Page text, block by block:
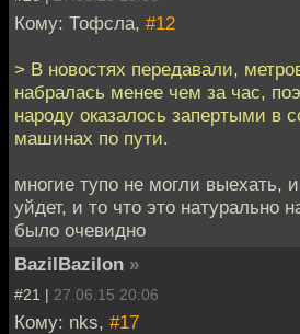
Кому: Тофсла, #12
> В новостях передавали,
набралась менее чем за час,
народу оказалось запертыми в
машинах по пути.
многие тупо не могли выехать,
уйдет, и то что это натурально
было очевидно
BazilBazilon »
#21 | 27.06.15 20:06
Кому: nks, #17